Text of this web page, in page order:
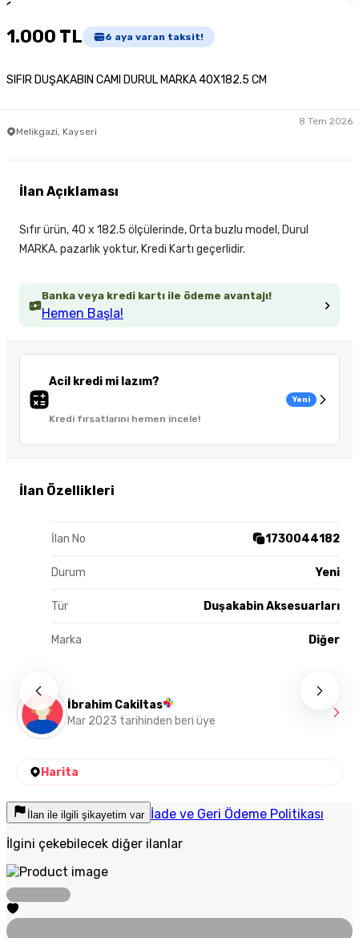
1
1.000 TL 6 aya varan taksit!
SIFIR DUŞAKABIN CAMI DURUL MARKA 40X182.5 CM
Melikgazi, Kayseri
8 Tem 2026
Banka veya kredi kartı ile ödeme avantajı!
Hemen Başla!
Acil kredi mi lazım?
Kredi fırsatlarını hemen incele!
Yeni
İlan Özellikleri
İlan No 1730044182
Durum Yeni
Tür Duşakabin Aksesuarları
Marka Diğer
İlan Açıklaması
Sıfır ürün, 40 x 182.5 ölçülerinde, Orta buzlu model, Durul
MARKA. pazarlık yoktur, Kredi Kartı geçerlidir.
İbrahim Cakiltas
Mar 2023 tarihinden beri üye
Harita
İlan ile ilgili şikayetim var İade ve Geri Ödeme Politikası
İlgini çekebilecek diğer ilanlar